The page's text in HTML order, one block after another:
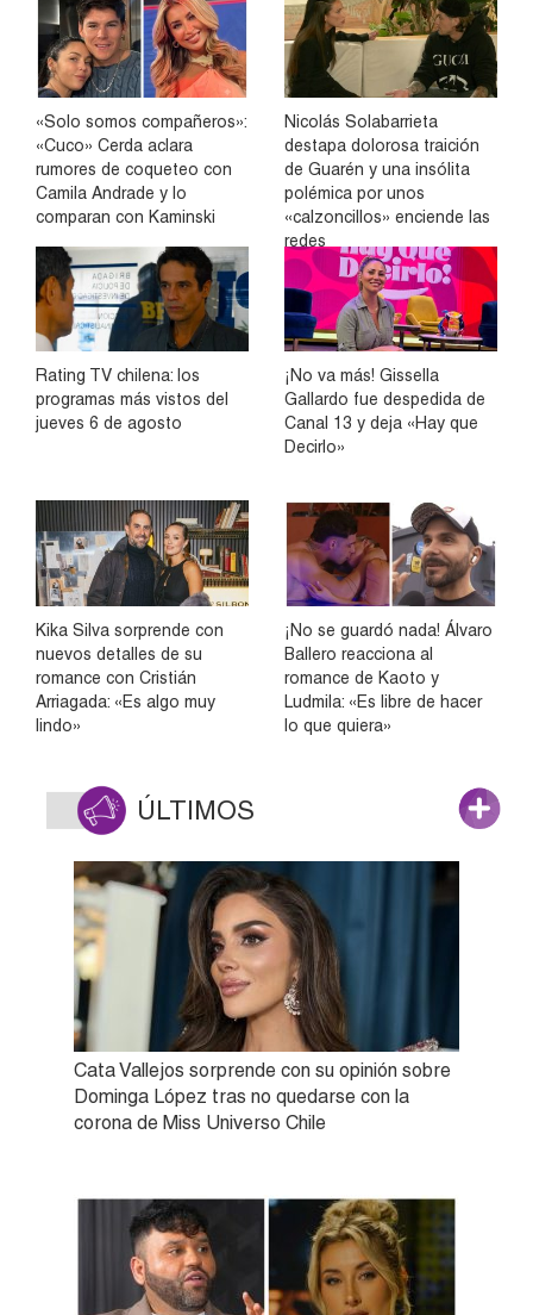
«Solo somos compañeros»:
«Cuco» Cerda aclara
rumores de coqueteo con
Camila Andrade y lo
comparan con Kaminski
Nicolás Solabarrieta
destapa dolorosa traición
de Guarén y una insólita
polémica por unos
«calzoncillos» enciende las
redes
Rating TV chilena: los
programas más vistos del
jueves 6 de agosto
¡No va más! Gissella
Gallardo fue despedida de
Canal 13 y deja «Hay que
Decirlo»
Kika Silva sorprende con
nuevos detalles de su
romance con Cristián
Arriagada: «Es algo muy
lindo»
¡No se guardó nada! Álvaro
Ballero reacciona al
romance de Kaoto y
Ludmila: «Es libre de hacer
lo que quiera»
ÚLTIMOS
Cata Vallejos sorprende con su opinión sobre
Dominga López tras no quedarse con la
corona de Miss Universo Chile